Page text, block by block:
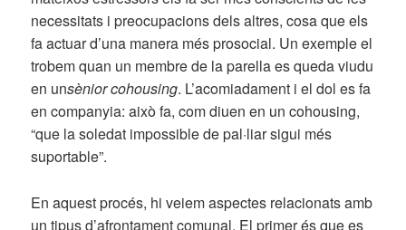
necessitats i preocupacions dels altres, cosa que els
fa actuar d’una manera més prosocial. Un exemple el
trobem quan un membre de la parella es queda viudu
en unsènior cohousing. L’acomiadament i el dol es fa
en companyia: això fa, com diuen en un cohousing,
“que la soledat impossible de pal·liar sigui més
suportable”.
En aquest procés, hi veiem aspectes relacionats amb
un tipus d’afrontament comunal. El primer és que es